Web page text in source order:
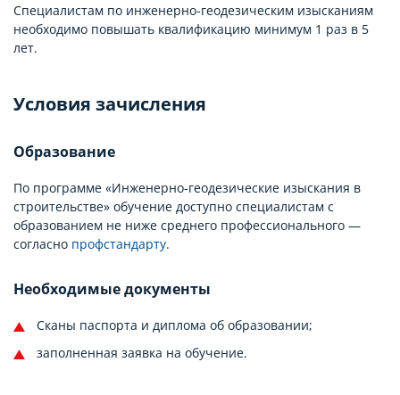
Специалистам по инженерно-геодезическим изысканиям
необходимо повышать квалификацию минимум 1 раз в 5
лет.
Условия зачисления
Образование
По программе «Инженерно-геодезические изыскания в
строительстве» обучение доступно специалистам с
образованием не ниже среднего профессионального —
согласно профстандарту.
Необходимые документы
Сканы паспорта и диплома об образовании;
заполненная заявка на обучение.